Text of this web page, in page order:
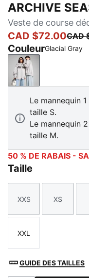
ARCHIVE
Veste de course
CAD $72.00CAD
CouleurGlacial Gray
Glacial Gray
Le mannequin
taille S.
Le mannequin
taille M.
50 % DE RABAIS -
Taille
Taille
XXS
Taille
XS
Taille
XXL
GUIDE DES TAILLES